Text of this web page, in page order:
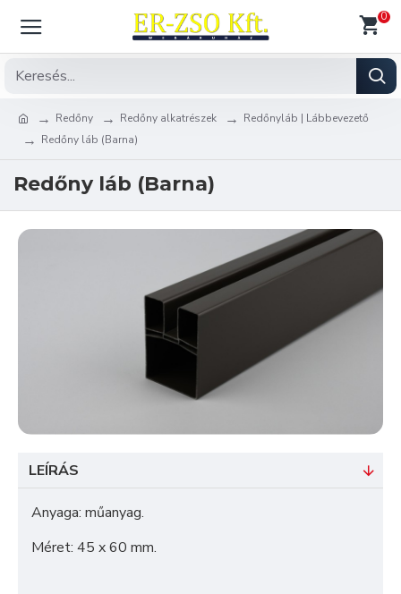
0
Redőny Redőny alkatrészek
Redőnyláb | Lábbevezető
Redőny láb (Barna)
Redőny láb (Barna)
LEÍRÁS
Anyaga: műanyag.
Méret: 45 x 60 mm.